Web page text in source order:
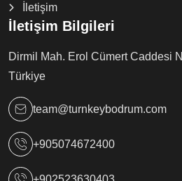
İletişim
İletişim Bilgileri
Dirmil Mah. Erol Cümert Caddesi
Türkiye
team@turnkeybodrum.com
+905074672400